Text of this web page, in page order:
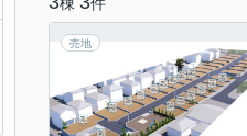
売地